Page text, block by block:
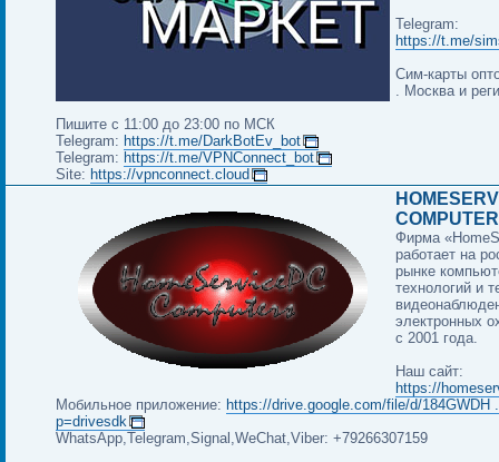
Telegram:
https://t.me/
Сим-карты
. Москва и
Пишите с 11:00 до 23:00 по МСК
Telegram: https://t.me/DarkBotEv_bot
Telegram: https://t.me/VPNConnect_bot
Site: https://vpnconnect.cloud
Фирма
работает на
рынке
технологий и
электронных
с 2001 года.
Наш сайт:
https://
Мобильное приложение: https://drive.google.com/file/d/184GWDH
p=drivesdk
WhatsApp,Telegram,Signal,WeChat,Viber: +79266307159